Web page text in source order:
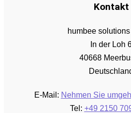
Kontakt
humbee
In der Loh
40668
E-Mail: Nehmen Sie
Tel: +49 2150